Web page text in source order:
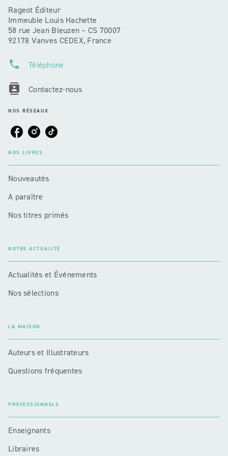
Rageot Éditeur
Immeuble Louis Hachette
58 rue Jean Bleuzen – CS 70007
92178 Vanves CEDEX, France
phone Téléphone
contacts Contactez-nous
NOS RÉSEAUX
NOS LIVRES
Nouveautés
A paraître
Nos titres primés
NOTRE ACTUALITÉ
Actualités et Événements
Nos sélections
LA MAISON
Auteurs et Illustrateurs
Questions fréquentes
PROFESSIONNELS
Enseignants
Libraires